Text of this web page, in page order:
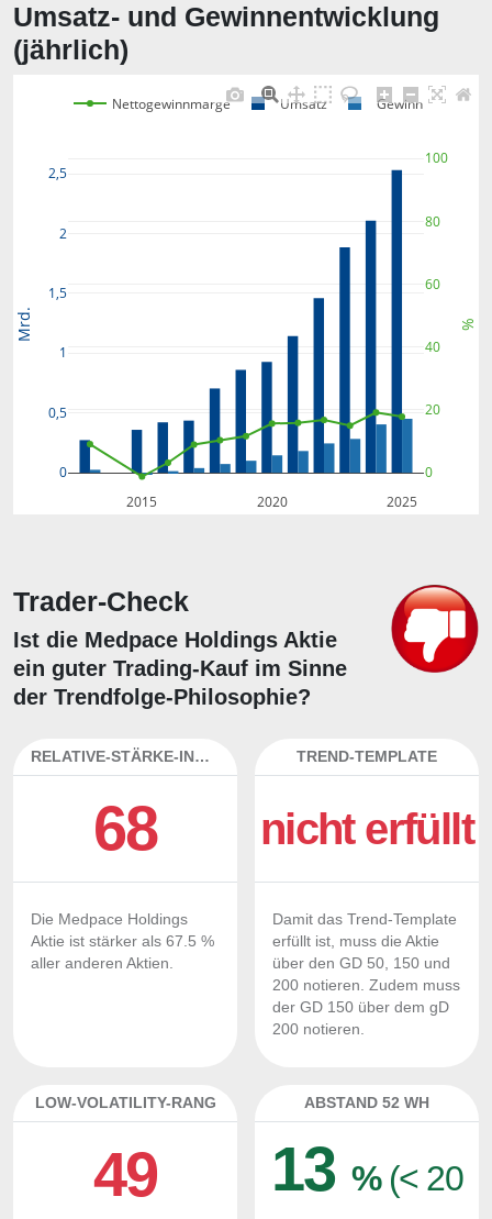
Umsatz- und Gewinnentwicklung
(jährlich)
2015 2020 2025
0
0,5
1
1,5
2
2,5
0
20
40
60
80
100
Nettogewinnmarge Umsatz Gewinn
Mrd. %
Trader-Check
Ist die Medpace Holdings Aktie
ein guter Trading-Kauf im Sinne
der Trendfolge-Philosophie?
RELATIVE-STÄRKE-INDEX
68
Die Medpace Holdings
Aktie ist stärker als 67.5 %
aller anderen Aktien.
TREND-TEMPLATE
nicht erfüllt
Damit das Trend-Template
erfüllt ist, muss die Aktie
über den GD 50, 150 und
200 notieren. Zudem muss
der GD 150 über dem gD
200 notieren.
LOW-VOLATILITY-RANG
49
ABSTAND 52 WH
13% (< 20